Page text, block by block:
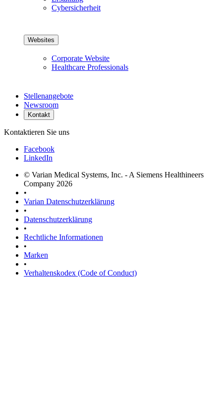
Cybersicherheit
Websites
Corporate Website
Healthcare Professionals
Stellenangebote
Newsroom
Kontakt
Kontaktieren Sie uns
Facebook
LinkedIn
© Varian Medical Systems, Inc. - A Siemens Healthineers
Company 2026
•
Varian Datenschutzerklärung
•
Datenschutzerklärung
•
Rechtliche Informationen
•
Marken
•
Verhaltenskodex (Code of Conduct)